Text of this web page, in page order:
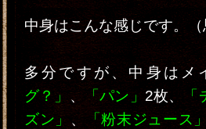
中身はこんな感じです。
多分ですが、中身はメ
グ？」 、 「パン」 2枚、
ズン」 、 「粉末ジュース」